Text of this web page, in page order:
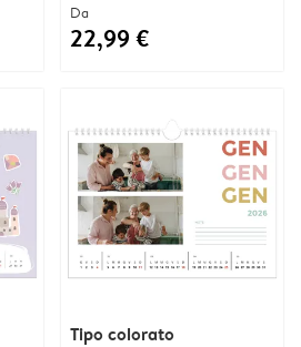
Da
22,99 €
Tipo colorato